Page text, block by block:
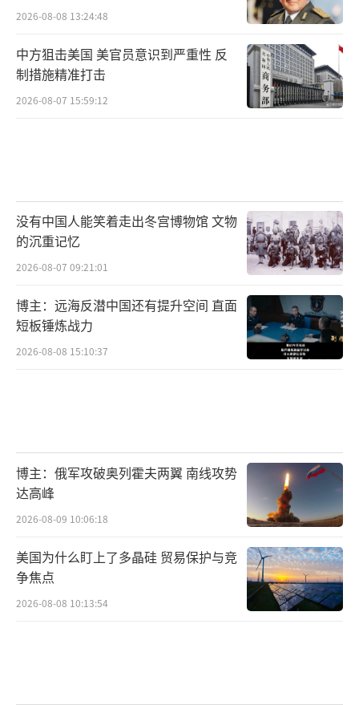
2026-08-08 13:24:48
中方狙击美国 美官员意识到严重性 反
制措施精准打击
2026-08-07 15:59:12
没有中国人能笑着走出冬宫博物馆 文物
的沉重记忆
2026-08-07 09:21:01
博主：远海反潜中国还有提升空间 直面
短板锤炼战力
2026-08-08 15:10:37
博主：俄军攻破奥列霍夫两翼 南线攻势
达高峰
2026-08-09 10:06:18
美国为什么盯上了多晶硅 贸易保护与竞
争焦点
2026-08-08 10:13:54